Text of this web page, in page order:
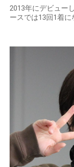
2013年にデビュー
ースでは13回1着に